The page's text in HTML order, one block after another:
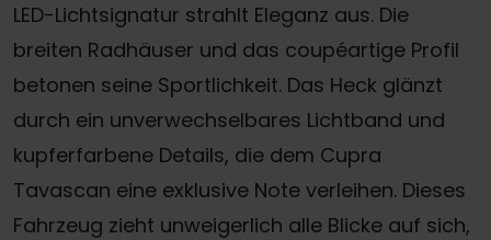
LED-Lichtsignatur strahlt Eleganz aus. Die
breiten Radhäuser und das coupéartige Profil
betonen seine Sportlichkeit. Das Heck glänzt
durch ein unverwechselbares Lichtband und
kupferfarbene Details, die dem Cupra
Tavascan eine exklusive Note verleihen. Dieses
Fahrzeug zieht unweigerlich alle Blicke auf sich,